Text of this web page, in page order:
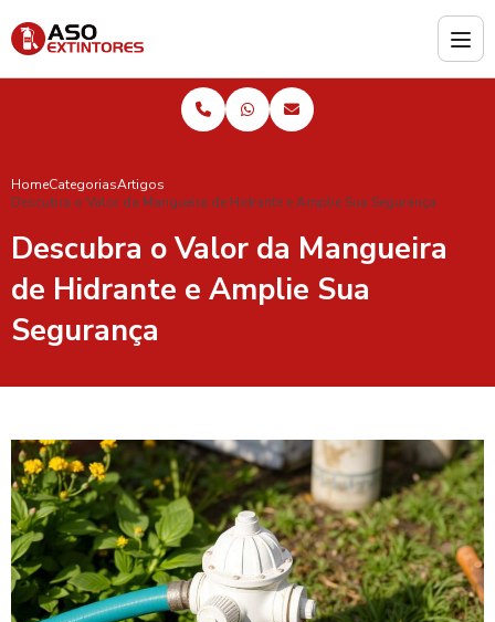
HomeCategoriasArtigos
Descubra o Valor da Mangueira de Hidrante e Amplie Sua Segurança
Descubra o Valor da Mangueira
de Hidrante e Amplie Sua
Segurança